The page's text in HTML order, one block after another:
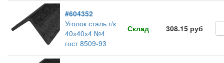
#604352
Уголок сталь г/к
40х40х4 №4
гост 8509-93
Склад 308.15 руб